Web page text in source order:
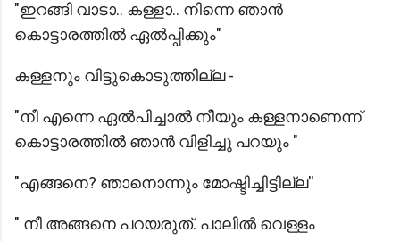
"ഇറങ്ങി വാടാ.. കള്ളാ.. നിന്നെ ഞാൻ
കൊട്ടാരത്തിൽ ഏൽപ്പിക്കും"
കള്ളനും വിട്ടുകൊടുത്തില്ല -
"നീ എന്നെ ഏൽപിച്ചാൽ നീയും കള്ളനാണെന്ന്
കൊട്ടാരത്തില്‍ ഞാൻ വിളിച്ചു പറയും "
"എങ്ങനെ? ഞാനൊന്നും മോഷ്ടിച്ചിട്ടില്ല''
" നീ അങ്ങനെ പറയരുത്. പാലിൽ വെള്ളം